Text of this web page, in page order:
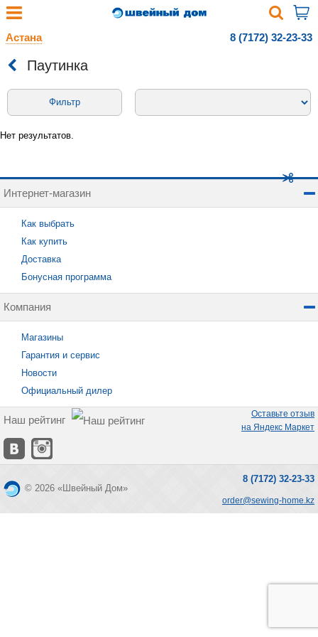
Астана 8 (7172) 32-23-33
Паутинка
Фильтр
Нет результатов.
Интернет-магазин
Как выбрать
Как купить
Доставка
Бонусная программа
Компания
Магазины
Гарантия и сервис
Новости
Официальный дилер
Наш рейтинг
Оставьте отзыв
на Яндекс Маркет
© 2026 «Швейный Дом»
8 (7172) 32-23-33
order@sewing-home.kz